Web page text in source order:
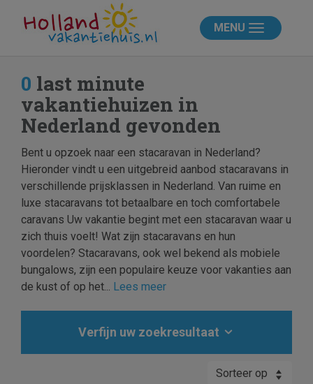
MENU
0 last minute
vakantiehuizen in
Nederland gevonden
Bent u opzoek naar een stacaravan in Nederland?
Hieronder vindt u een uitgebreid aanbod stacaravans in
verschillende prijsklassen in Nederland. Van ruime en
luxe stacaravans tot betaalbare en toch comfortabele
caravans Uw vakantie begint met een stacaravan waar u
zich thuis voelt! Wat zijn stacaravans en hun
voordelen? Stacaravans, ook wel bekend als mobiele
bungalows, zijn een populaire keuze voor vakanties aan
de kust of op het... Lees meer
Verfijn uw zoekresultaat
Sorteer op